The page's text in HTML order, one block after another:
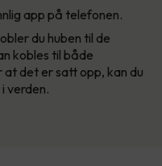
app på telefonen.
du huben til de
kobles til både
det er satt opp, kan du
verden.